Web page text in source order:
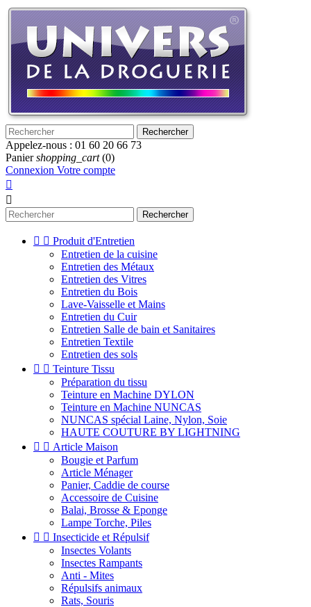
Rechercher
Appelez-nous : 01 60 20 66 73
Panier shopping_cart (0)
Connexion Votre compte


Rechercher
  Produit d'Entretien
Entretien de la cuisine
Entretien des Métaux
Entretien des Vitres
Entretien du Bois
Lave-Vaisselle et Mains
Entretien du Cuir
Entretien Salle de bain et Sanitaires
Entretien Textile
Entretien des sols
  Teinture Tissu
Préparation du tissu
Teinture en Machine DYLON
Teinture en Machine NUNCAS
NUNCAS spécial Laine, Nylon, Soie
HAUTE COUTURE BY LIGHTNING
  Article Maison
Bougie et Parfum
Article Ménager
Panier, Caddie de course
Accessoire de Cuisine
Balai, Brosse & Eponge
Lampe Torche, Piles
  Insecticide et Répulsif
Insectes Volants
Insectes Rampants
Anti - Mites
Répulsifs animaux
Rats, Souris